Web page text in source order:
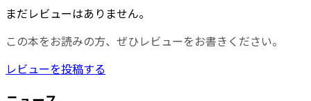
まだレビューはありません。
この本をお読みの方、ぜひレビューをお書きください。
レビューを投稿する